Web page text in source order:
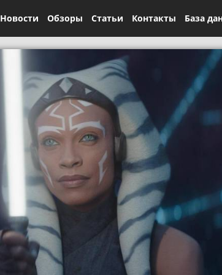
Новости Обзоры Статьи Контакты База